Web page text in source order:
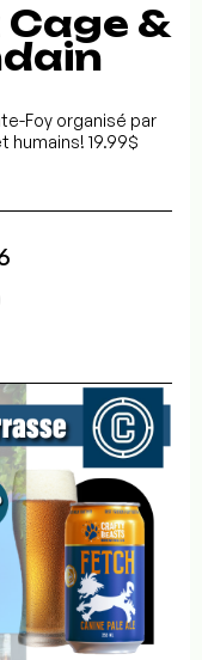
&
Foy organisé par
humains! 19.99$